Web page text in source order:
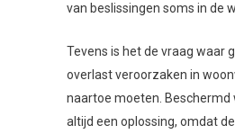
van beslissingen soms in de
Tevens is het de vraag waar
overlast veroorzaken in
naartoe moeten. Beschermd
altijd een oplossing, omdat